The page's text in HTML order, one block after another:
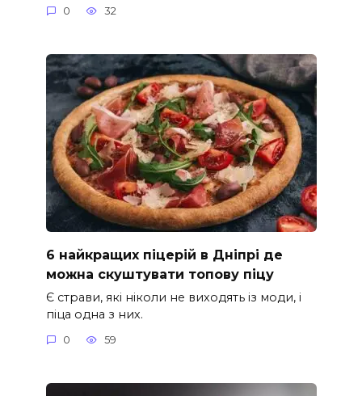
0 32
6 найкращих піцерій в Дніпрі де
можна скуштувати топову піцу
Є страви, які ніколи не виходять із моди, і
піца одна з них.
0 59